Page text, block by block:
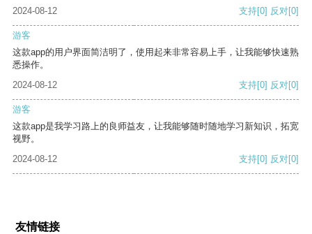
2024-08-12 支持[0] 反对[0]
游客
这款app的用户界面简洁明了，使用起来非常容易上手，让我能够快速熟
悉操作。
2024-08-12
支持[0] 反对[0]
游客
这款app是我学习路上的良师益友，让我能够随时随地学习新知识，拓宽
视野。
2024-08-12
支持[0] 反对[0]
友情链接